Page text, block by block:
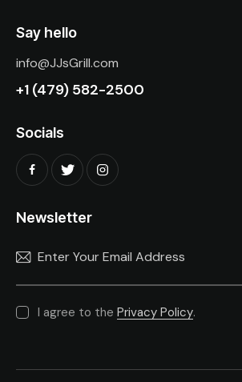
Say hello
info@JJsGrill.com
+1 (479) 582-2500
Socials
Newsletter
I agree to the Privacy Policy.